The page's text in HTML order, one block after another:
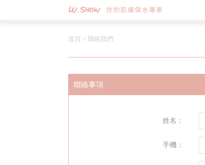
首頁 > 聯絡我們
聯絡事項
姓名：
手機：